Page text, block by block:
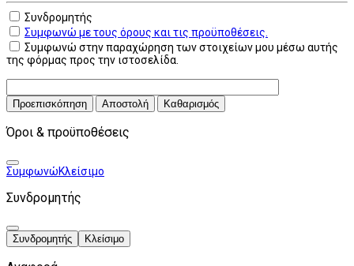
Συνδρομητής
Συμφωνώ με τους όρους και τις προϋποθέσεις.
Συμφωνώ στην παραχώρηση των στοιχείων μου μέσω αυτής
της φόρμας προς την ιστοσελίδα.
Προεπισκόπηση Αποστολή Καθαρισμός
Όροι & προϋποθέσεις
ΣυμφωνώΚλείσιμο
Συνδρομητής
Συνδρομητής Κλείσιμο